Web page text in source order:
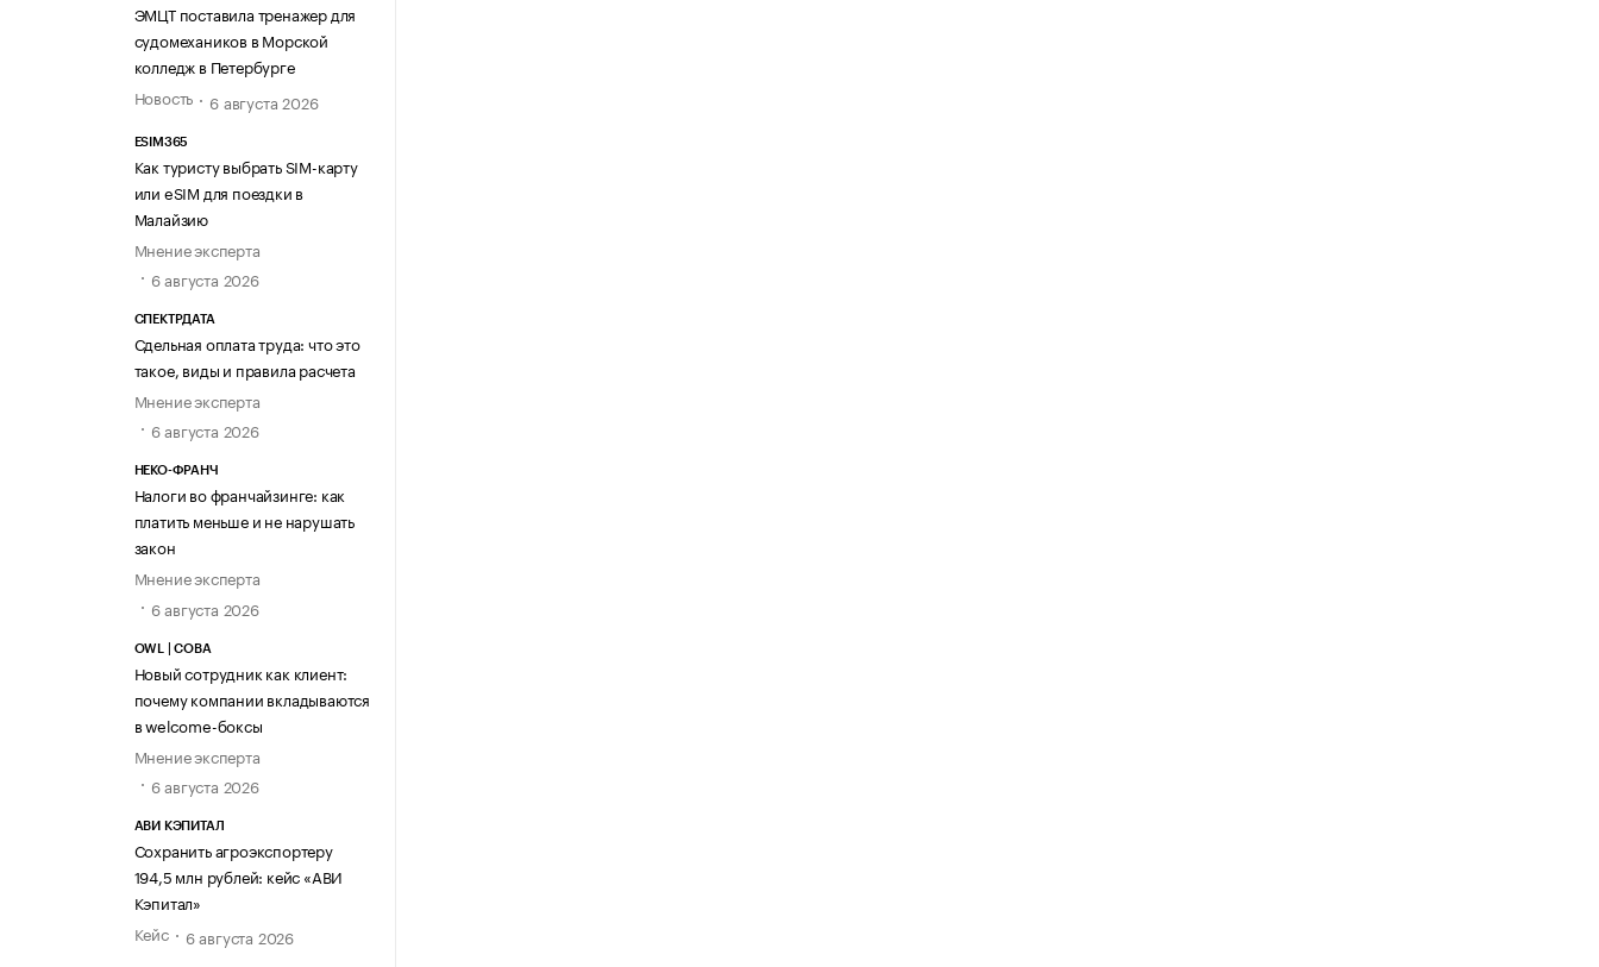
ЭМЦТ поставила тренажер для
судомехаников в Морской
колледж в Петербурге
Новость
6 августа 2026
ESIM365
Как туристу выбрать SIM-карту
или eSIM для поездки в
Малайзию
Мнение эксперта
6 августа 2026
СПЕКТРДАТА
Сдельная оплата труда: что это
такое, виды и правила расчета
Мнение эксперта
6 августа 2026
НЕКО-ФРАНЧ
Налоги во франчайзинге: как
платить меньше и не нарушать
закон
Мнение эксперта
6 августа 2026
OWL | СОВА
Новый сотрудник как клиент:
почему компании вкладываются
в welcome-боксы
Мнение эксперта
6 августа 2026
АВИ КЭПИТАЛ
Сохранить агроэкспортеру
194,5 млн рублей: кейс «АВИ
Кэпитал»
Кейс
6 августа 2026